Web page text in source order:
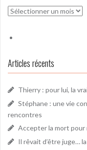
Archives
Articles récents
Thierry : pour lui, la
Stéphane : une vie
rencontres
Accepter la mort pour
Il rêvait d’être juge…